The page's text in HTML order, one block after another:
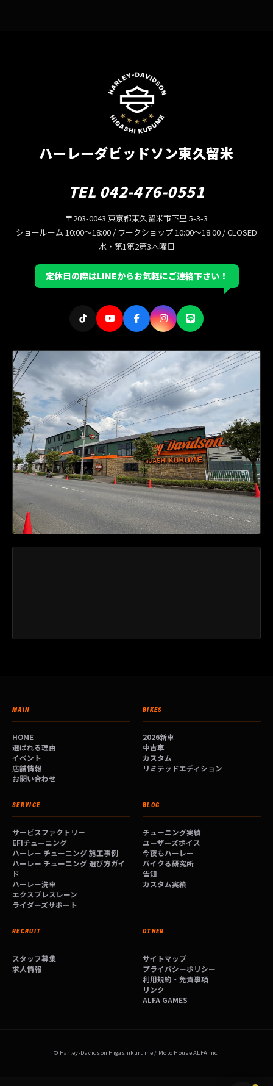
ハーレーダビッドソン東久留米
TEL 042-476-0551
〒203-0043 東京都東久留米市下里 5-3-3
ショールーム 10:00〜18:00 / ワークショップ 10:00〜18:00 / CLOSED
水・第1第2第3木曜日
定休日の際はLINEからお気軽にご連絡下さい！
MAIN
HOME
選ばれる理由
イベント
店舗情報
お問い合わせ
BIKES
2026新車
中古車
カスタム
リミテッドエディション
SERVICE
サービスファクトリー
EFIチューニング
ハーレー チューニング 施工事例
ハーレー チューニング 選び方ガイ
ド
ハーレー洗車
エクスプレスレーン
ライダーズサポート
BLOG
チューニング実績
ユーザーズボイス
今夜もハーレー
バイクる研究所
告知
カスタム実績
RECRUIT
スタッフ募集
求人情報
OTHER
サイトマップ
プライバシーポリシー
利用規約・免責事項
リンク
ALFA GAMES
© Harley-Davidson Higashikurume / Moto House ALFA Inc.